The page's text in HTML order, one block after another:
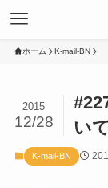
ホーム K-mail-BN
い
2015
12/28
K-mail-BN